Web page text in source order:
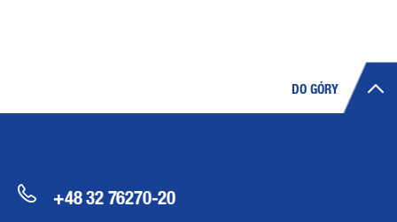
DO GÓRY
+48 32 76270-20